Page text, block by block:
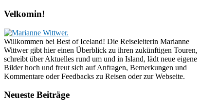
Velkomin!
Willkommen bei Best of Iceland! Die Reiseleiterin Marianne
Wittwer gibt hier einen Überblick zu ihren zukünftigen Touren,
schreibt über Aktuelles rund um und in Island, lädt neue eigene
Bilder hoch und freut sich auf Anfragen, Bemerkungen und
Kommentare oder Feedbacks zu Reisen oder zur Webseite.
Neueste Beiträge